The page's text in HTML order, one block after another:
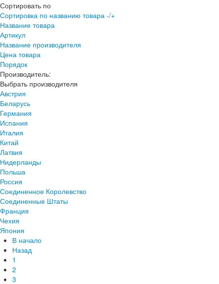
Сортировать по
Сортировка по названию товара -/+
Название товара
Артикул
Название производителя
Цена товара
Порядок
Производитель:
Выбрать производителя
Австрия
Беларусь
Германия
Испания
Италия
Китай
Латвия
Нидерланды
Польша
Россия
Соединенное Королевство
Соединенные Штаты
Франция
Чехия
Япония
В начало
Назад
1
2
3